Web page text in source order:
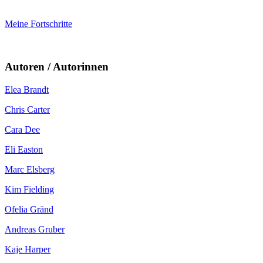
Meine Fortschritte
Autoren / Autorinnen
Elea Brandt
Chris Carter
Cara Dee
Eli Easton
Marc Elsberg
Kim Fielding
Ofelia Gränd
Andreas Gruber
Kaje Harper